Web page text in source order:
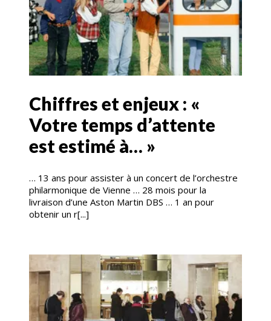
Chiffres et enjeux : «
Votre temps d’attente
est estimé à… »
… 13 ans pour assister à un concert de l’orchestre
philarmonique de Vienne … 28 mois pour la
livraison d’une Aston Martin DBS … 1 an pour
obtenir un r[...]